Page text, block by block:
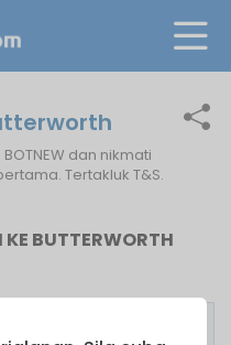
dan nikmati
Tertakluk T&S.
BUTTERWORTH